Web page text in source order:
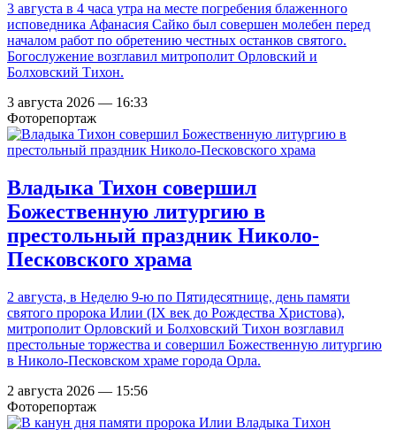
3 августа в 4 часа утра на месте погребения блаженного
исповедника Афанасия Сайко был совершен молебен перед
началом работ по обретению честных останков святого.
Богослужение возглавил митрополит Орловский и
Болховский Тихон.
3 августа 2026 — 16:33
Фоторепортаж
Владыка Тихон совершил
Божественную литургию в
престольный праздник Николо-
Песковского храма
2 августа, в Неделю 9-ю по Пятидесятнице, день памяти
святого пророка Илии (IX век до Рождества Христова),
митрополит Орловский и Болховский Тихон возглавил
престольные торжества и совершил Божественную литургию
в Николо-Песковском храме города Орла.
2 августа 2026 — 15:56
Фоторепортаж